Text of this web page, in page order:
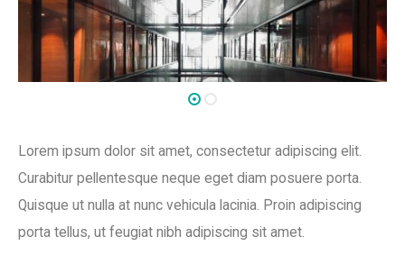
Lorem ipsum dolor sit amet, consectetur adipiscing elit.
Curabitur pellentesque neque eget diam posuere porta.
Quisque ut nulla at nunc vehicula lacinia. Proin adipiscing
porta tellus, ut feugiat nibh adipiscing sit amet.